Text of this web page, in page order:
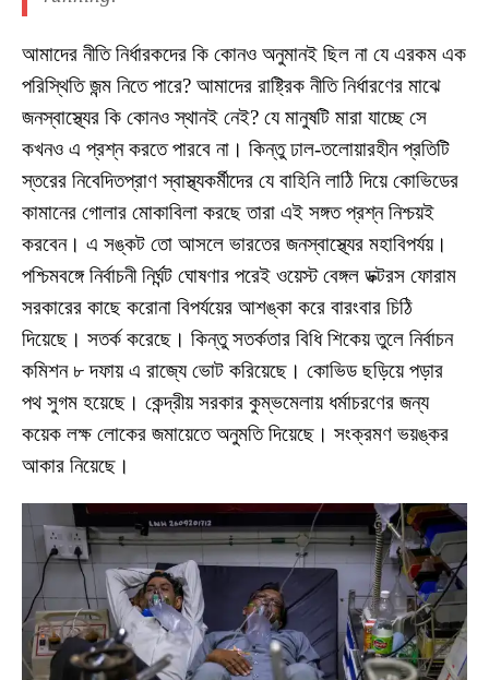
আমাদের নীতি নির্ধারকদের কি কোনও অনুমানই ছিল না যে এরকম এক
পরিস্থিতি জন্ম নিতে পারে? আমাদের রাষ্ট্রিক নীতি নির্ধারণের মাঝে
জনস্বাস্থ্যের কি কোনও স্থানই নেই? যে মানুষটি মারা যাচ্ছে সে
কখনও এ প্রশ্ন করতে পারবে না। কিন্তু ঢাল-তলোয়ারহীন প্রতিটি
স্তরের নিবেদিতপ্রাণ স্বাস্থ্যকর্মীদের যে বাহিনি লাঠি দিয়ে কোভিডের
কামানের গোলার মোকাবিলা করছে তারা এই সঙ্গত প্রশ্ন নিশ্চয়ই
করবেন। এ সঙ্কট তো আসলে ভারতের জনস্বাস্থ্যের মহাবিপর্যয়।
পশ্চিমবঙ্গে নির্বাচনী নির্ঘন্ট ঘোষণার পরেই ওয়েস্ট বেঙ্গল ডক্টরস ফোরাম
সরকারের কাছে করোনা বিপর্যয়ের আশঙ্কা করে বারংবার চিঠি
দিয়েছে। সতর্ক করেছে। কিন্তু সতর্কতার বিধি শিকেয় তুলে নির্বাচন
কমিশন ৮ দফায় এ রাজ্যে ভোট করিয়েছে। কোভিড ছড়িয়ে পড়ার
পথ সুগম হয়েছে। কেন্দ্রীয় সরকার কুম্ভমেলায় ধর্মাচরণের জন্য
কয়েক লক্ষ লোকের জমায়েতে অনুমতি দিয়েছে। সংক্রমণ ভয়ঙ্কর
আকার নিয়েছে।